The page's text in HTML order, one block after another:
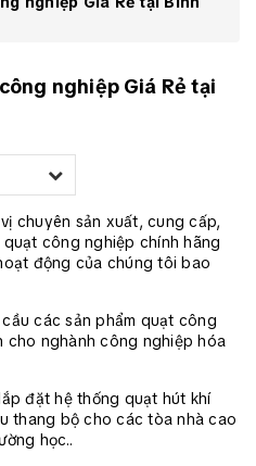
nghiệp Giá Rẻ tại
chuyên sản xuất, cung cấp,
công nghiệp chính hãng
động của chúng tôi bao
các sản phẩm quạt công
nghành công nghiệp hóa
đặt hệ thống quạt hút khí
thang bộ cho các tòa nhà cao
học..